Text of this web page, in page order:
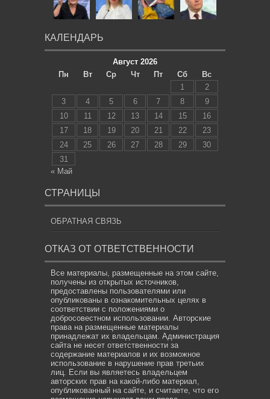
КАЛЕНДАРЬ
Август 2026
Пн
Вт Ср Чт Пт Сб
Вс
1
2
3
4 5 6 7 8
9
10
11 12 13 14 15
16
17
18 19 20 21 22
23
24
25 26 27 28 29
30
31
« Май
СТРАНИЦЫ
ОБРАТНАЯ СВЯЗЬ
ОТКАЗ ОТ ОТВЕТСТВЕННОСТИ
Все материалы, размещенные на этом сайте,
получены из открытых источников,
предоставлены пользователями или
опубликованы в ознакомительных целях в
соответствии с положениями о
добросовестном использовании. Авторские
права на размещенные материалы
принадлежат их владельцам. Администрация
сайта не несет ответственности за
содержание материалов и их возможное
использование в нарушение прав третьих
лиц. Если вы являетесь владельцем
авторских прав на какой-либо материал,
опубликованный на сайте, и считаете, что его